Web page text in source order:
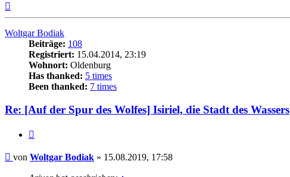
Woltgar Bodiak
Beiträge: 108
Registriert: 15.04.2014, 23:19
Wohnort: Oldenburg
Has thanked: 5 times
Been thanked: 7 times
Re: [Auf der Spur des Wolfes] Isiriel, die Stadt des Wassers
Beitrag
von Woltgar Bodiak » 15.08.2019, 17:58